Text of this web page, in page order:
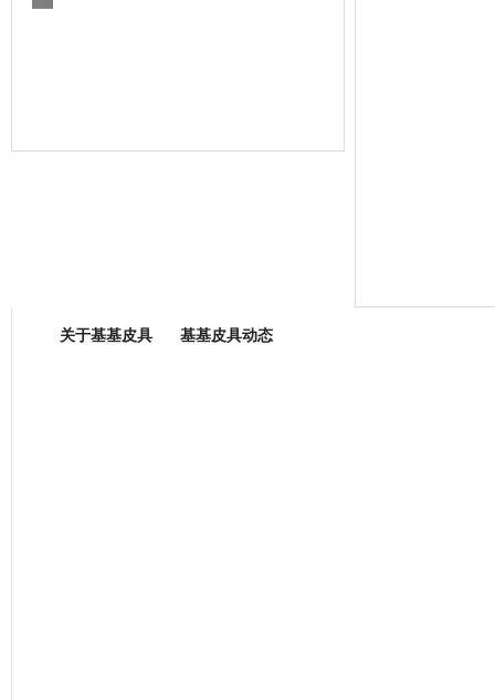
关于基基皮具 基基皮具动态